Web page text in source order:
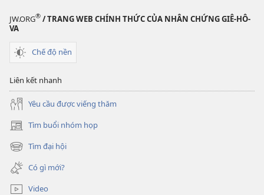
Quan
JW.ORG® / TRANG WEB CHÍNH THỨC CỦA NHÂN CHỨNG GIÊ-HÔ-
VA
Chế độ nền
Liên kết nhanh
Yêu cầu được viếng thăm
Tìm buổi nhóm họp
(mở
cửa
sổ
mới)
Tìm đại hội
(mở
cửa
sổ
mới)
Có gì mới?
Video